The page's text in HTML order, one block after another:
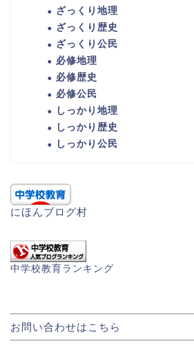
ざっくり地理
ざっくり歴史
ざっくり公民
必修地理
必修歴史
必修公民
しっかり地理
しっかり歴史
しっかり公民
にほんブログ村
中学校教育ランキング
お問い合わせはこちら